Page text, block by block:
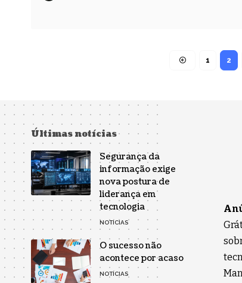
1 2
Últimas notícias
Segurança da
informação exige
nova postura de
liderança em
tecnologia
NOTÍCIAS
O sucesso não
acontece por acaso
NOTÍCIAS